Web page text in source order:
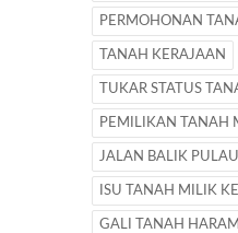
PERMOHONAN
TANAH KERAJAAN
TUKAR STATUS
PEMILIKAN TANAH
JALAN BALIK PULAU
ISU TANAH MILIK
GALI TANAH HARAM